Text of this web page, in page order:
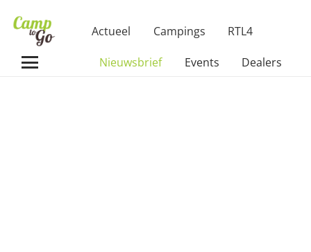
Actueel Campings RTL4
Nieuwsbrief Events Dealers